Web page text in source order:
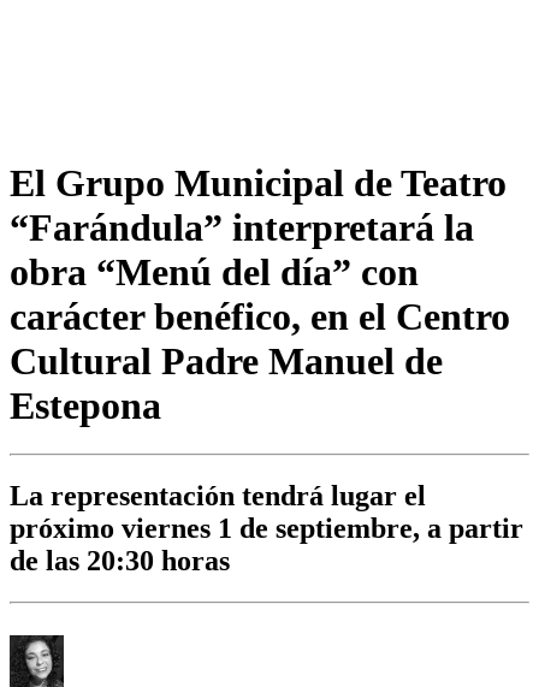
El Grupo Municipal de Teatro
“Farándula” interpretará la
obra “Menú del día” con
carácter benéfico, en el Centro
Cultural Padre Manuel de
Estepona
La representación tendrá lugar el
próximo viernes 1 de septiembre, a partir
de las 20:30 horas